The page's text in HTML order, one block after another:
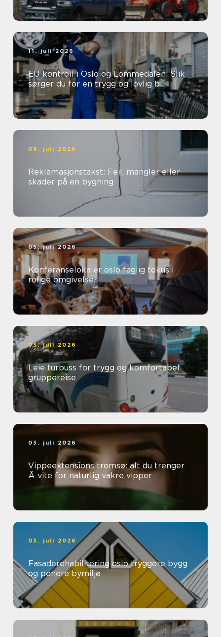
11. juli 2026
EU-kontroll i Oslo og Lommedalen: Slik
sørger du for en trygg og lovlig bil
08. juli 2026
Reklamasjonstakst: Feil, mangler eller
skader på en bygning
05. juli 2026
Konferanselokaler oslo faglig fokus i
rolige omgivelser
03. juli 2026
Leie turbuss for trygg og komfortabel
gruppereise
03. juli 2026
Vippeextensions tromsø: alt du trenger
Å vite for naturlig vakre vipper
03. juli 2026
Fasaderehabilitering oslo tryggere bygg
og penere bymiljø